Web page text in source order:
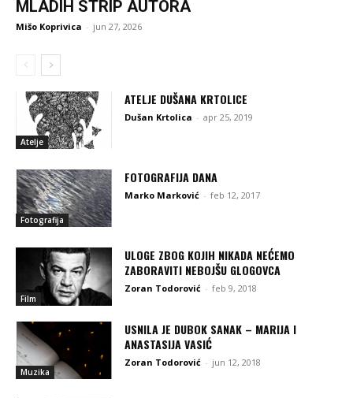
MLADIH STRIP AUTORA
Mišo Koprivica - jun 27, 2026
Atelje
ATELJE DUŠANA KRTOLICE
Dušan Krtolica - apr 25, 2019
Fotografija
FOTOGRAFIJA DANA
Marko Marković - feb 12, 2017
Film
ULOGE ZBOG KOJIH NIKADA NEĆEMO
ZABORAVITI NEBOJŠU GLOGOVCA
Zoran Todorović - feb 9, 2018
Muzika
USNILA JE DUBOK SANAK – MARIJA I
ANASTASIJA VASIĆ
Zoran Todorović - jun 12, 2018